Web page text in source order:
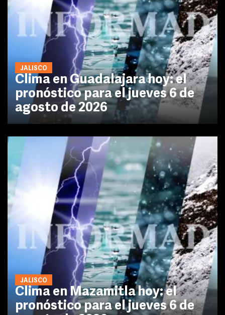
JALISCO
Clima en Guadalajara hoy: el
pronóstico para el jueves 6 de
agosto de 2026
JALISCO
Clima en Mazamitla hoy: el
pronóstico para el jueves 6 de